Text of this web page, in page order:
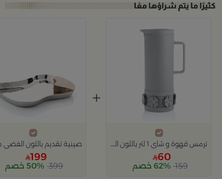
ترمس قهوة و شاي 1 لتر باللون الرمادي من ميرلان
60
159 62% خصم
+
199
399 50% خصم